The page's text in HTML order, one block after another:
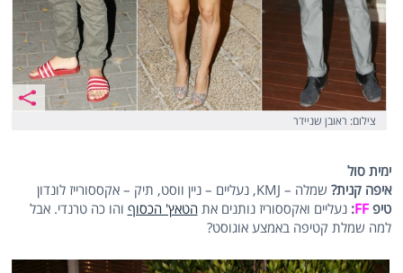
צילום: ראובן שניידר
ימית סול
איפה קנית? שמלה – KMJ, נעליים – ניין ווסט, תיק – אקססורייז לונדון
טיפFF
:נעליים ואקססוריז נותנים את הטאץ' הכסוף והו כה טרנדי. אבל
למה שמלת קטיפה באמצע אוגוסט?